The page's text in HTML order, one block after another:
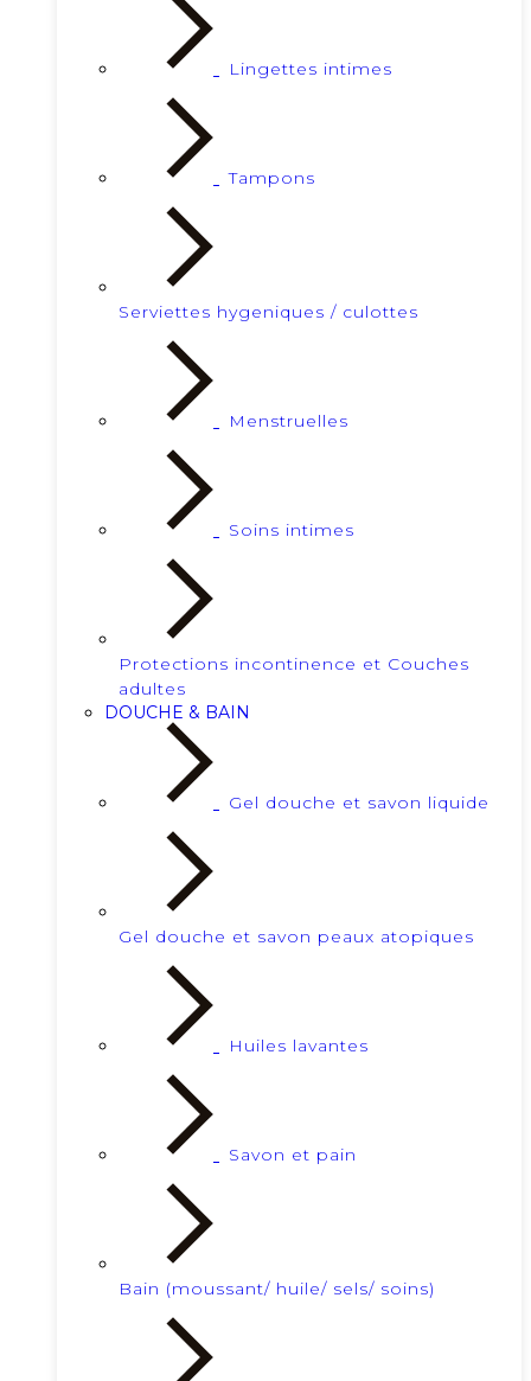
Lingettes intimes
Tampons
Serviettes hygeniques / culottes
Menstruelles
Soins intimes
Protections incontinence et Couches
adultes
DOUCHE & BAIN
Gel douche et savon liquide
Gel douche et savon peaux atopiques
Huiles lavantes
Savon et pain
Bain (moussant/ huile/ sels/ soins)